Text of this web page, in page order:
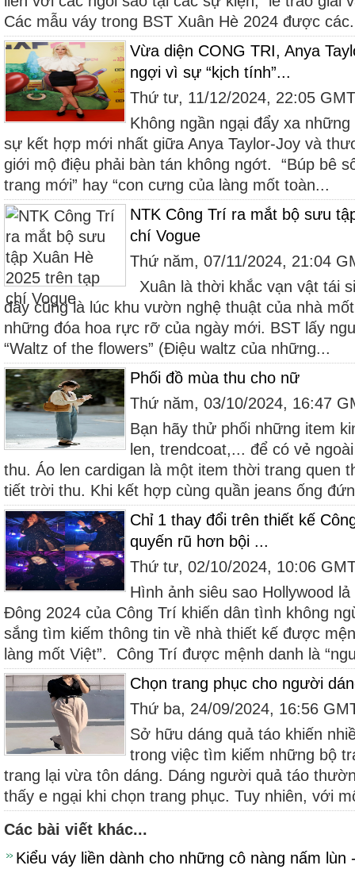
Các mẫu váy trong BST Xuân Hè 2024 được
Vừa diện CONG TRI, Anya
ngợi vì sự “kịch tính”...
Thứ tư, 11/12/2024, 22:05
Không ngần ngại đẩy xa
sự kết hợp mới nhất giữa Anya Taylor-Joy và
giới mộ điệu phải bàn tán không ngớt. “Búp bê
trang mới” hay “con cưng của làng mốt toàn...
NTK Công Trí ra mắt bộ sưu
chí Vogue
Thứ năm, 07/11/2024, 21:04
Xuân là thời khắc vạn vật tái
đây cũng là lúc khu vườn nghệ thuật của nhà
những đóa hoa rực rỡ của ngày mới. BST lấy
“Waltz of the flowers” (Điệu waltz của những...
Phối đồ mùa thu cho nữ
Thứ năm, 03/10/2024, 16:47
Bạn hãy thử phối những item
len, trendcoat,... để có vẻ
thu. Áo len cardigan là một item thời trang quen
tiết trời thu. Khi kết hợp cùng quần jeans ống
Chỉ 1 thay đổi trên thiết kế
quyến rũ hơn bội ...
Thứ tư, 02/10/2024, 10:06
Hình ảnh siêu sao Hollywood
Đông 2024 của Công Trí khiến dân tình không
sắng tìm kiếm thông tin về nhà thiết kế được
làng mốt Việt”. Công Trí được mệnh danh là
Chọn trang phục cho người
Thứ ba, 24/09/2024, 16:56
Sở hữu dáng quả táo khiến
trong việc tìm kiếm những bộ
trang lại vừa tôn dáng. Dáng người quả táo
thấy e ngại khi chọn trang phục. Tuy nhiên, với
Các bài viết khác...
Kiểu váy liền dành cho những cô nàng nấm lùn